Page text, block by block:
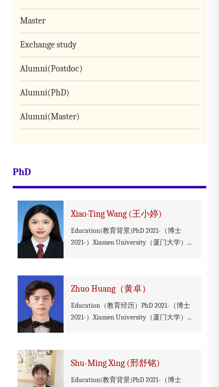
Master
Exchange study
Alumni(Postdoc)
Alumni(PhD)
Alumni(Master)
PhD
Xiao-Ting Wang (王小婷)
Education(教育背景)PhD 2021-（博士
2021-）Xiamen University（厦门大学）...
Zhuo Huang（黄卓）
Education（教育经历）PhD 2021-（博士
2021-）Xiamen University（厦门大学）...
Shu-Ming Xing (邢舒铭)
Education(教育背景)PhD 2021-（博士